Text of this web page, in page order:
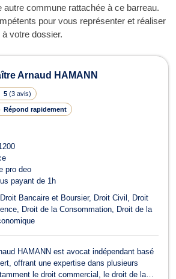
autre commune rattachée à ce barreau.
pour vous représenter et réaliser
votre dossier.
Arnaud HAMANN
5 (3 avis)
Répond rapidement
pro deo
payant de 1h
Droit Bancaire et Boursier Droit Civil
Droit
Droit de la Consommation
Droit de la
HAMANN est avocat indépendant basé
offrant une expertise dans plusieurs
le droit commercial, le droit de la